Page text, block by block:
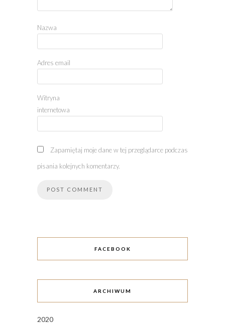
Nazwa
Adres email
Witryna
internetowa
Zapamiętaj moje dane w tej przeglądarce podczas
pisania kolejnych komentarzy.
FACEBOOK
ARCHIWUM
2020